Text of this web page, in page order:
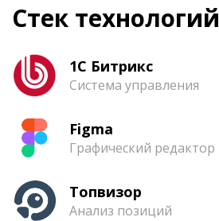
Стек технологий
1С Битрикс
Система управления
Figma
Графический редактор
Топвизор
Анализ позиций